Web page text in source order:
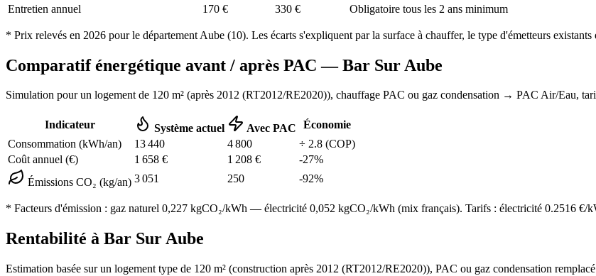
Entretien annuel
170 € 330 € Obligatoire tous les 2 ans minimum
* Prix relevés en 2026 pour le département Aube (10). Les écarts s'expliquent par la surface à chauffer, le type d'émetteurs
Comparatif énergétique avant / après PAC —Bar Sur Aube
Simulation pour un logement de 120 m² (après 2012 (RT2012/RE2020)), chauffage PAC ou gaz condensation → PAC Air/Eau,
Indicateur Système actuel Avec PAC
Économie
Consommation (kWh/an)
13 440 4 800 ÷ 2.8 (COP)
Coût annuel (€)
1 658 € 1 208 € -27%
Émissions CO₂ (kg/an) 3 051 250 -92%
* Facteurs d'émission : gaz naturel 0,227 kgCO₂/kWh — électricité 0,052 kgCO₂/kWh (mix français). Tarifs : électricité 0.2516 €/
Rentabilité à Bar Sur Aube
Estimation basée sur un logement type de 120 m² (construction après 2012 (RT2012/RE2020)), PAC ou gaz condensation